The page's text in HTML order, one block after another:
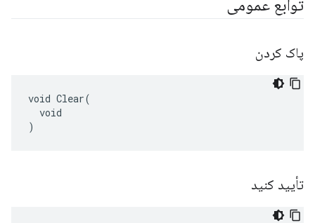
توابع عمومی
پاک کردن
void Clear(
  void
)
تأیید کنید